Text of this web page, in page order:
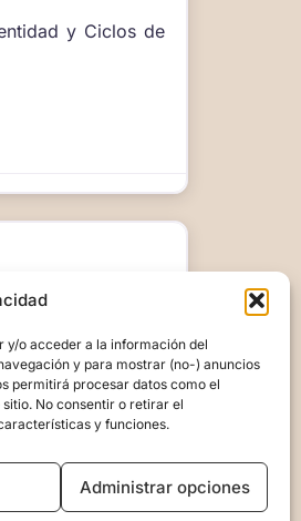
y/o acceder a la información del
y para mostrar (no-) anuncios
permitirá procesar datos como el
No consentir o retirar el
y funciones.
Administrar opciones
y Ciclos de